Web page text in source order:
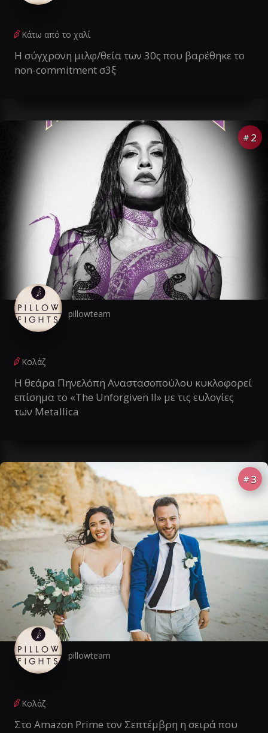
Κάτω από το χαλί
Η σύγχρονη μιλφ/θεία των 30ς που βαρέθηκε το
non-commitment σ3ξ
# 2
pillowteam
Κολάζ
Η θεάρα Πηνελόπη Αναστασοπούλου κυκλοφορεί
επίσημα το «The Unforgiven II» με τις ευλογίες
των Metallica
# 3
pillowteam
Κολάζ
Στο Amazon Prime τον Σεπτέμβρη η σειρά που